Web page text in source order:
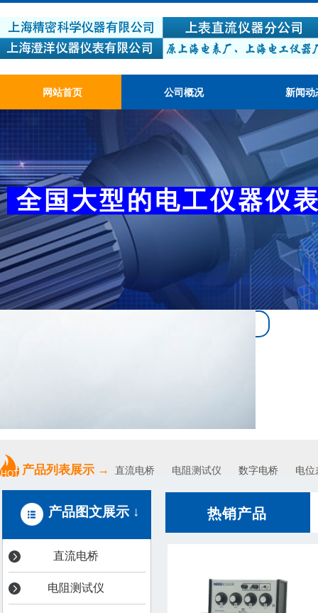
网站首页 公司概况 新闻动
全国大型的电工仪器仪
产品质量可靠，性价比高
HOT 产品列表展示 → 直流电桥 电阻测试仪 数字电桥 电位
产品图文展示 ↓
直流电桥
电阻测试仪
热销产品